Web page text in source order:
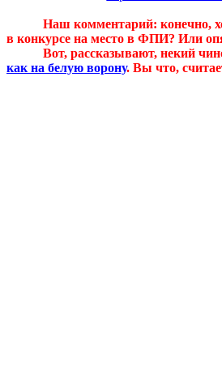
Наш комментарий: конечно,
в конкурсе на место в ФПИ? Или
Вот, рассказывают, некий
как на белую ворону. Вы что,